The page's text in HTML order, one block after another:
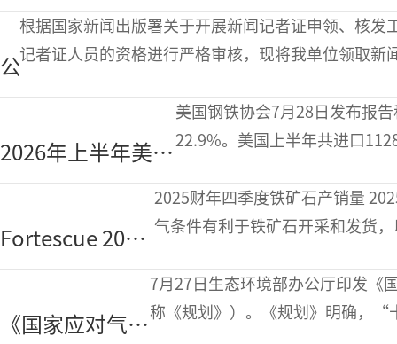
256.1万吨八个月以
来首次同比增长
公
示
根据国家新闻出版署关于开展新闻记者证申领、核发
记者证人员的资格进行严格审核，现将我单位领取新
2026年上半年美国
钢材进口量同比下
美国钢铁协会7月28日发布报
22.9%。美国上半年共进口
Fortescue 2025
财年铁矿石产销
2025财年四季度铁矿石产销量 2025财年四季度（2026年二季度），受益于天
气条件有利于铁矿石开采和发货
《国家应对气候
7月27日生态环境部办公厅印发
称《规划》）。《规划》明确，“